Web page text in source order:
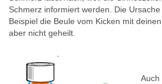
Schmerz informiert werden. Die
Beispiel die Beule vom Kicken mit
aber nicht geheilt.
Auch